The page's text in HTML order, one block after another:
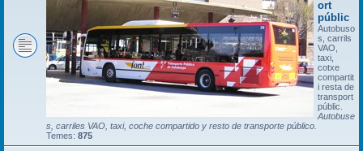
ort
públic
Autobuso
s, carrils
VAO,
taxi,
cotxe
compartit
i resta de
transport
públic.
Autobuse
s, carriles VAO, taxi, coche compartido y resto de transporte público.
Temes: 875